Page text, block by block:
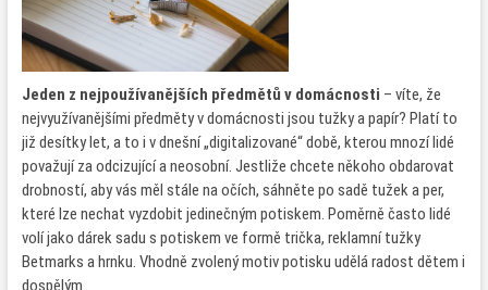
Jeden z nejpoužívanějších předmětů v domácnosti – víte, že
nejvyužívanějšími předměty v domácnosti jsou tužky a papír? Platí to
již desítky let, a to i v dnešní „digitalizované“ době, kterou mnozí lidé
považují za odcizující a neosobní. Jestliže chcete někoho obdarovat
drobností, aby vás měl stále na očích, sáhněte po sadě tužek a per,
které lze nechat vyzdobit jedinečným potiskem. Poměrně často lidé
volí jako dárek sadu s potiskem ve formě trička, reklamní tužky
Betmarks a hrnku. Vhodně zvolený motiv potisku udělá radost dětem i
dospělým.